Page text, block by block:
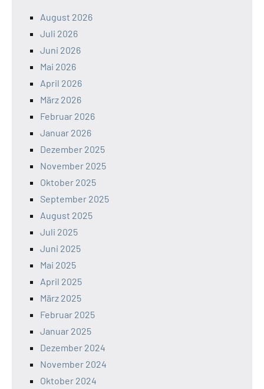
August 2026
Juli 2026
Juni 2026
Mai 2026
April 2026
März 2026
Februar 2026
Januar 2026
Dezember 2025
November 2025
Oktober 2025
September 2025
August 2025
Juli 2025
Juni 2025
Mai 2025
April 2025
März 2025
Februar 2025
Januar 2025
Dezember 2024
November 2024
Oktober 2024